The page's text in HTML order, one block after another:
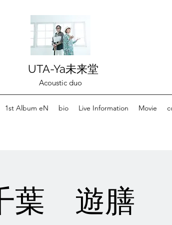
UTA-Ya未来堂
Acoustic duo
1st Album eN bio Live Information Movie
葉 遊膳